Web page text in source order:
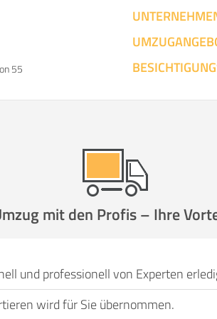
55
mit den Profis – Ihre
und professionell von Experten
wird für Sie übernommen.